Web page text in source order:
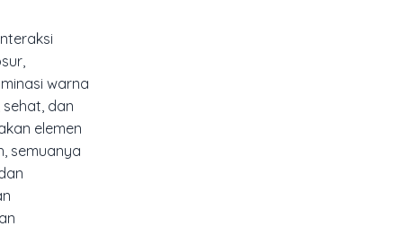
warna
dan
elemen
semuanya